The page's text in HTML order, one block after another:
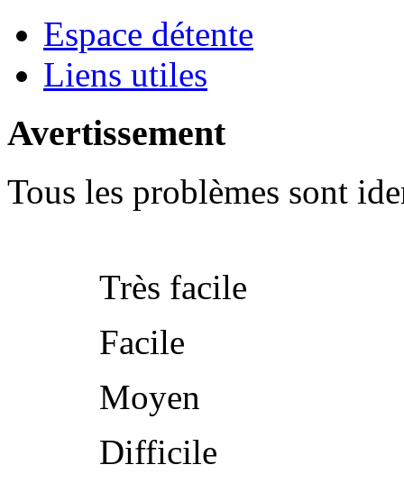
Espace détente
Liens utiles
Avertissement
Tous les problèmes sont
Très facile
Facile
Moyen
Difficile